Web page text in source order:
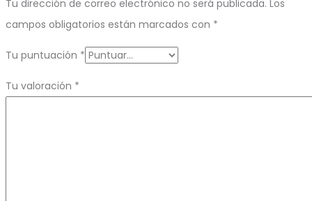
Tu dirección de correo electrónico no será publicada. Los
campos obligatorios están marcados con *
Tu puntuación *
Tu valoración *